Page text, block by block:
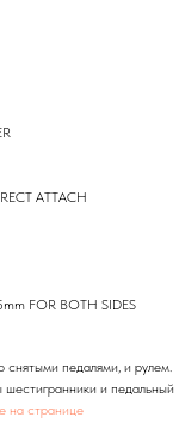
ATTACH
FOR BOTH SIDES
снятыми педалями, и рулем.
шестигранники и педальный
на странице